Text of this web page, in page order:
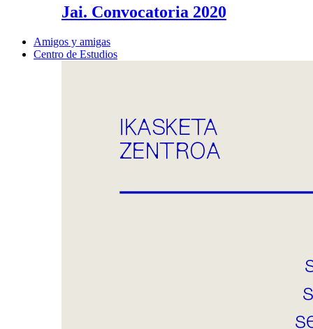
Jai. Convocatoria 2020
Amigos y amigas
Centro de Estudios